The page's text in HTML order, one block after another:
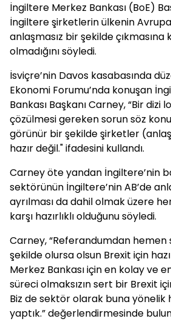
İngiltere Merkez Bankası (BoE)
İngiltere şirketlerin ülkenin
anlaşmasız bir şekilde çıkmasına
olmadığını söyledi.
İsviçre’nin Davos kasabasında
Ekonomi Forumu’nda konuşan
Bankası Başkanı Carney, “Bir dizi
çözülmesi gereken sorun söz
görünür bir şekilde şirketler
hazır değil." ifadesini kullandı.
Carney öte yandan İngiltere’nin
sektörünün İngiltere’nin AB’de
ayrılması da dahil olmak üzere
karşı hazırlıklı olduğunu söyledi.
Carney, “Referandumdan
şekilde olursa olsun Brexit için
Merkez Bankası için en kolay ve
süreci olmaksızın sert bir Brexit
Biz de sektör olarak buna yönelik
yaptık.” değerlendirmesinde